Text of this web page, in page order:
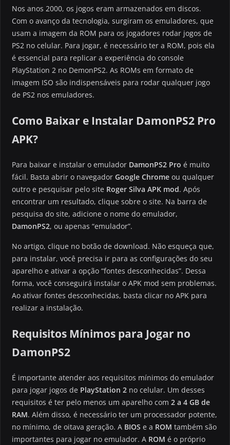
Nos anos 2000, os jogos eram armazenados em discos.
Com o avanço da tecnologia, surgiram os emuladores, que
usam a imagem da ROM para os jogadores rodar jogos de
PS2 no celular. Para jogar, é necessário ter a ROM, pois ela
é essencial para replicar a experiência do console
PlayStation 2 no DemonPS2. As ROMs em formato de
imagem ISO são indispensáveis para rodar qualquer jogo
de PS2 nos emuladores.
Como Baixar e Instalar DamonPS2 Pro
APK?
Para baixar e instalar o emulador DamonPS2 Pro é muito
fácil. Basta abrir o navegador Google Chrome ou qualquer
outro e pesquisar pelo site Roger Silva APK mod. Após
encontrar um resultado, clique sobre o site. Na barra de
pesquisa do site, adicione o nome do emulador,
DamonPS2, ou apenas “emulador”.
No artigo, clique no botão de download. Não esqueça que,
para instalar, você precisa ir para as configurações do seu
aparelho e ativar a opção “fontes desconhecidas”. Dessa
forma, você conseguirá instalar o APK mod sem problemas.
Ao ativar fontes desconhecidas, basta clicar no APK para
realizar a instalação.
Requisitos Mínimos para Jogar no
DamonPS2
É importante atender aos requisitos mínimos do emulador
para jogar jogos de PlayStation 2 no celular. Um desses
requisitos é ter pelo menos um aparelho com 2 a 4 GB de
RAM. Além disso, é necessário ter um processador potente,
no mínimo, de oitava geração. A BIOS e a ROM também são
importantes para jogar no emulador. A ROM é o próprio